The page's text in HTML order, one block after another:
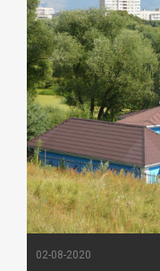
02-08-2020